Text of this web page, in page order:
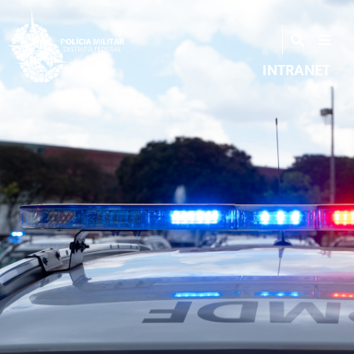
INTRANET